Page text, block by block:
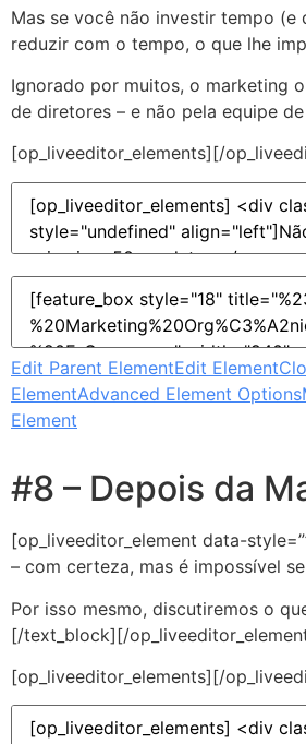
Mas se você não investir tempo
reduzir com o tempo, o que lhe
Ignorado por muitos, o marketing
de diretores – e não pela equipe
[op_liveeditor_elements][/
Edit Parent ElementEdit Element
ElementAdvanced Element Options
Element
#8 – Depois da
[op_liveeditor_element data-
– com certeza, mas é impossível
Por isso mesmo, discutiremos o
[/text_block][/
[op_liveeditor_elements][/